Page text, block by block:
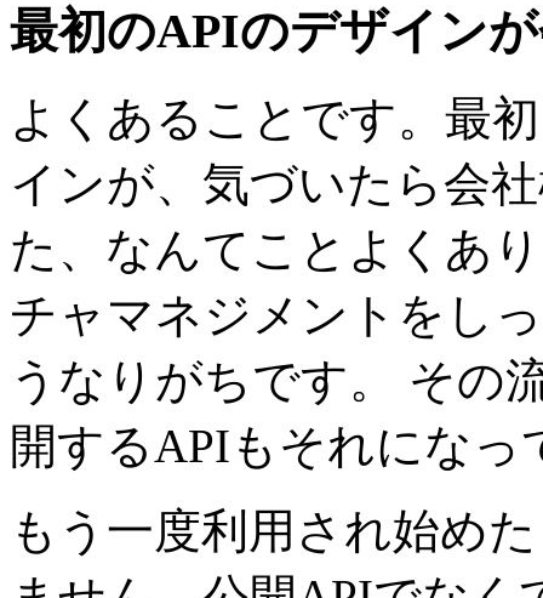
最初のAPIのデザイン
よくあることです。最
インが、気づいたら会
た、なんてことよくあ
チャマネジメントをし
うなりがちです。 その
開するAPIもそれにな
もう一度利用され始め